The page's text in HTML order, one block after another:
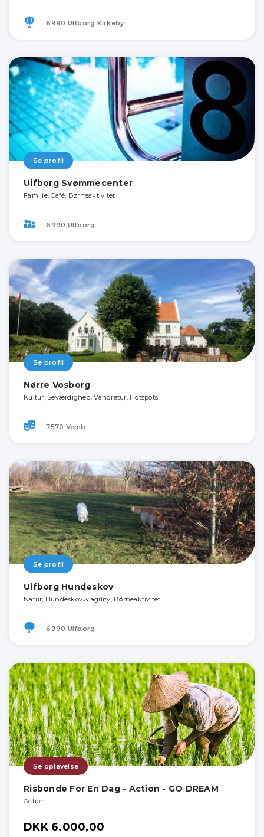
6990 Ulfborg Kirkeby
Se profil
Ulfborg Svømmecenter
Familie, Café, Børneaktivitet
6990 Ulfborg
Se profil
Nørre Vosborg
Kultur, Seværdighed, Vandretur, Hotspots
7570 Vemb
Se profil
Ulfborg Hundeskov
Natur, Hundeskov & agility, Børneaktivitet
6990 Ulfborg
Se oplevelse
Risbonde For En Dag - Action - GO DREAM
Action
DKK 6.000,00